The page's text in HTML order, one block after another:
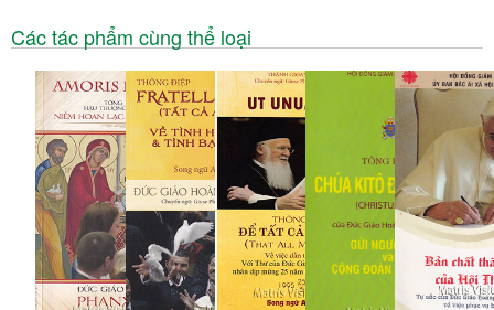
Các tác phẩm cùng thể loại